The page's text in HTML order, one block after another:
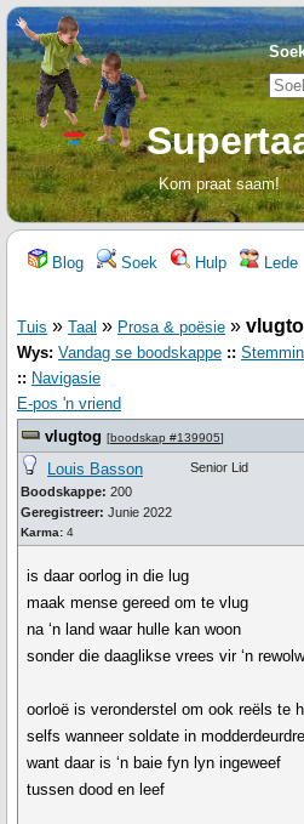
Kom praat saam!
Blog Soek Hulp Lede
Tuis » Taal » Prosa & poësie »
Wys: Vandag se boodskappe ::
:: Navigasie
E-pos 'n vriend
vlugtog [boodskap #139905]
Louis Basson
Boodskappe: 200
Geregistreer: Junie 2022
Karma: 4
Senior Lid
is daar oorlog in die lug
maak mense gereed om te vlug
na ‘n land waar hulle kan woon
sonder die daaglikse vrees vir ‘n
oorloë is veronderstel om ook reëls te
selfs wanneer soldate in
want daar is ‘n baie fyn lyn ingeweef
tussen dood en leef